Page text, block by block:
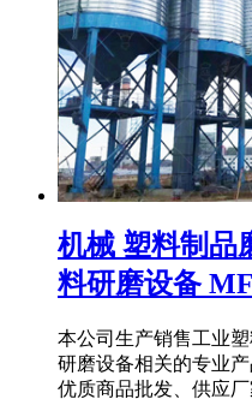
机械 塑料制品
料研磨设备
本公司生产销售工业
研磨设备相关的专业
优质商品批发、供应